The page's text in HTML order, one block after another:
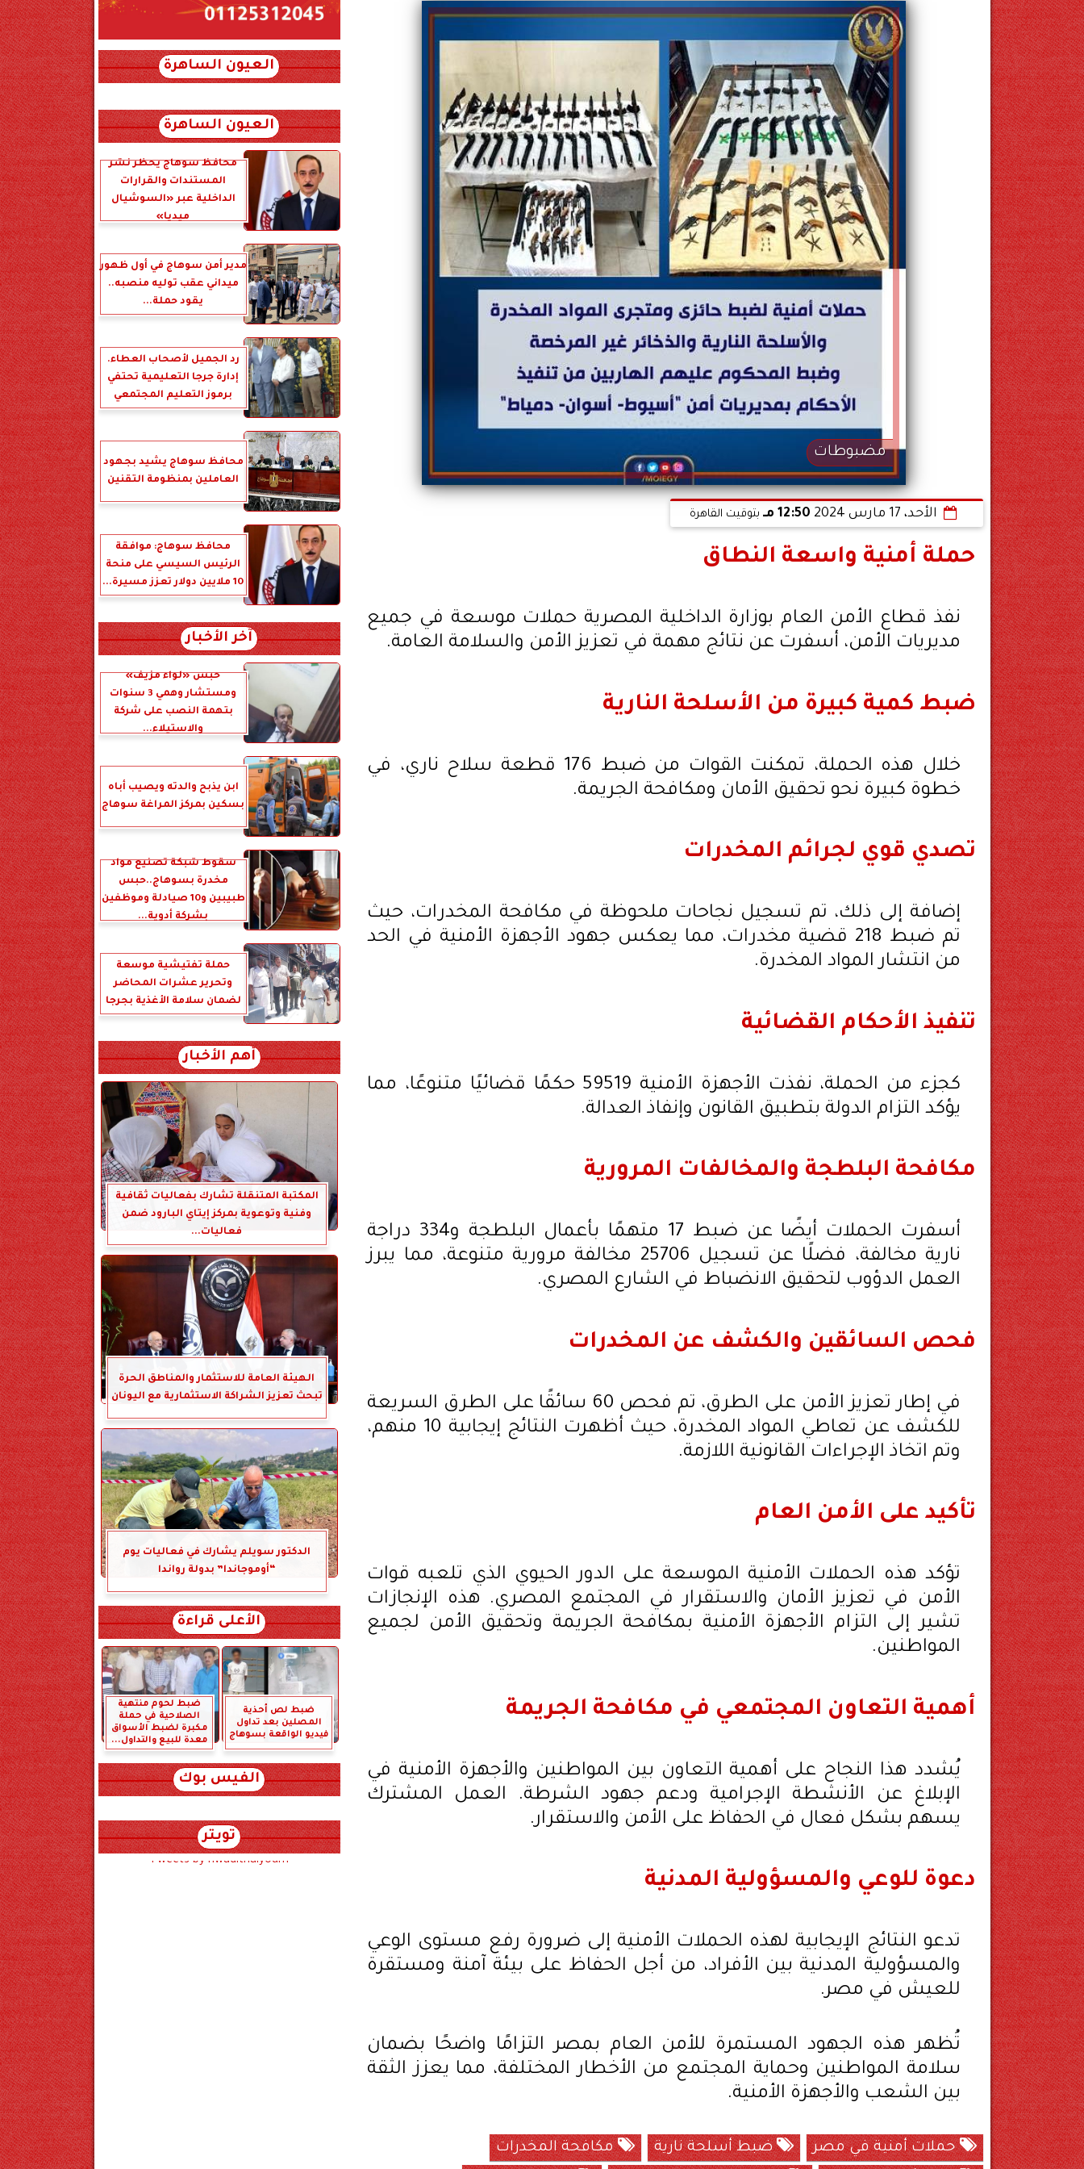
مضبوطات
الأحد، 17 مارس 2024 12:50 مـ بتوقيت القاهرة
حملة أمنية واسعة النطاق
نفذ قطاع الأمن العام بوزارة الداخلية المصرية حملات موسعة في جميع
مديريات الأمن، أسفرت عن نتائج مهمة في تعزيز الأمن والسلامة العامة.
ضبط كمية كبيرة من الأسلحة النارية
خلال هذه الحملة، تمكنت القوات من ضبط 176 قطعة سلاح ناري، في
خطوة كبيرة نحو تحقيق الأمان ومكافحة الجريمة.
تصدي قوي لجرائم المخدرات
إضافة إلى ذلك، تم تسجيل نجاحات ملحوظة في مكافحة المخدرات، حيث
تم ضبط 218 قضية مخدرات، مما يعكس جهود الأجهزة الأمنية في الحد
من انتشار المواد المخدرة.
تنفيذ الأحكام القضائية
كجزء من الحملة، نفذت الأجهزة الأمنية 59519 حكمًا قضائيًا متنوعًا، مما
يؤكد التزام الدولة بتطبيق القانون وإنفاذ العدالة.
مكافحة البلطجة والمخالفات المرورية
أسفرت الحملات أيضًا عن ضبط 17 متهمًا بأعمال البلطجة و334 دراجة
نارية مخالفة، فضلًا عن تسجيل 25706 مخالفة مرورية متنوعة، مما يبرز
العمل الدؤوب لتحقيق الانضباط في الشارع المصري.
فحص السائقين والكشف عن المخدرات
في إطار تعزيز الأمن على الطرق، تم فحص 60 سائقًا على الطرق السريعة
للكشف عن تعاطي المواد المخدرة، حيث أظهرت النتائج إيجابية 10 منهم،
وتم اتخاذ الإجراءات القانونية اللازمة.
تأكيد على الأمن العام
تؤكد هذه الحملات الأمنية الموسعة على الدور الحيوي الذي تلعبه قوات
الأمن في تعزيز الأمان والاستقرار في المجتمع المصري. هذه الإنجازات
تشير إلى التزام الأجهزة الأمنية بمكافحة الجريمة وتحقيق الأمن لجميع
المواطنين.
أهمية التعاون المجتمعي في مكافحة الجريمة
يُشدد هذا النجاح على أهمية التعاون بين المواطنين والأجهزة الأمنية في
الإبلاغ عن الأنشطة الإجرامية ودعم جهود الشرطة. العمل المشترك
يسهم بشكل فعال في الحفاظ على الأمن والاستقرار.
دعوة للوعي والمسؤولية المدنية
تدعو النتائج الإيجابية لهذه الحملات الأمنية إلى ضرورة رفع مستوى الوعي
والمسؤولية المدنية بين الأفراد، من أجل الحفاظ على بيئة آمنة ومستقرة
للعيش في مصر.
تُظهر هذه الجهود المستمرة للأمن العام بمصر التزامًا واضحًا بضمان
سلامة المواطنين وحماية المجتمع من الأخطار المختلفة، مما يعزز الثقة
بين الشعب والأجهزة الأمنية.
حملات أمنية في مصر ضبط أسلحة نارية مكافحة المخدرات
العيون الساهرة
العيون الساهرة
محافظ سوهاج يحظر نشر
المستندات والقرارات
الداخلية عبر «السوشيال
ميديا»
مدير أمن سوهاج في أول ظهور
ميداني عقب توليه منصبه..
يقود حملة...
رد الجميل لأصحاب العطاء.
إدارة جرجا التعليمية تحتفي
برموز التعليم المجتمعي
محافظ سوهاج يشيد بجهود
العاملين بمنظومة التقنين
محافظ سوهاج: موافقة
الرئيس السيسي على منحة
10 ملايين دولار تعزز مسيرة...
آخر الأخبار
حبس «لواء مزيف»
ومستشار وهمي 3 سنوات
بتهمة النصب على شركة
والاستيلاء...
ابن يذبح والدته ويصيب أباه
بسكين بمركز المراغة سوهاج
سقوط شبكة تصنيع مواد
مخدرة بسوهاج..حبس
طبيبين و10 صيادلة وموظفين
بشركة أدوية...
حملة تفتيشية موسعة
وتحرير عشرات المحاضر
لضمان سلامة الأغذية بجرجا
أهم الأخبار
المكتبة المتنقلة تشارك بفعاليات ثقافية
وفنية وتوعوية بمركز إيتاي البارود ضمن
فعاليات...
الهيئة العامة للاستثمار والمناطق الحرة
تبحث تعزيز الشراكة الاستثمارية مع اليونان
الدكتور سويلم يشارك في فعاليات يوم
“أوموجاندا” بدولة رواندا
الأعلى قراءة
ضبط لص أحذية
المصلين بعد تداول
فيديو الواقعة بسوهاج
ضبط لحوم منتهية
الصلاحية في حملة
مكبرة لضبط الأسواق
معدة للبيع والتداول...
الفيس بوك
تويتر
Tweets by hwadithalyoum